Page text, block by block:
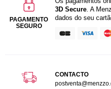
PAGAMENTO
SEGURO
3D Secure. A
dados do seu
CONTACTO